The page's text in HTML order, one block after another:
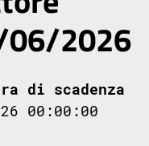
06/2026
di scadenza
00:00:00